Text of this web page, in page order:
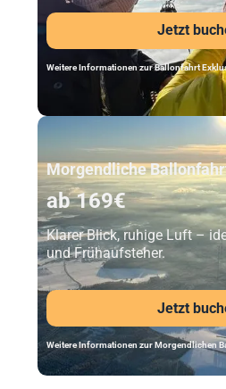
Jetzt
Weitere Informationen zur Ballonfahrt
Morgendliche
ab 169€
Klarer Blick, ruhige Luft –
und Frühaufsteher.
Jetzt
Weitere Informationen zur Morgendlichen